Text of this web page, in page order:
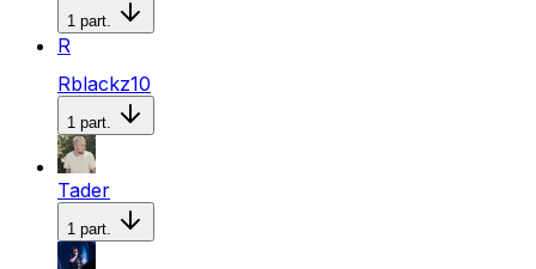
1 part.
R
Rblackz10
1 part.
Tader
1 part.